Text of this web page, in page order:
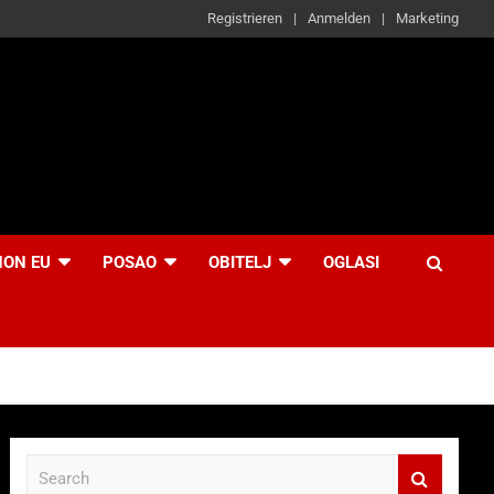
Registrieren Anmelden Marketing
EU POSAO OBITELJ OGLASI